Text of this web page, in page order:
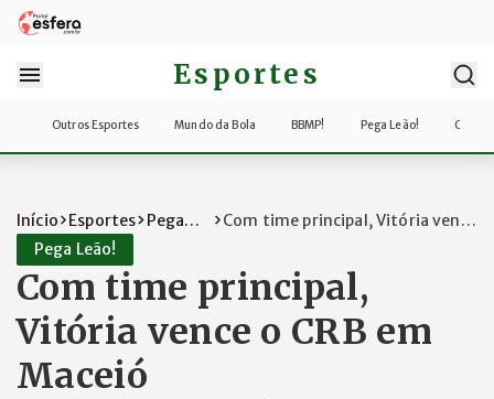
Esportes
Outros Esportes Mundo da Bola BBMP! Pega Leão! Copa
Início Esportes
Pega
Com time principal, Vitória vence
Pega Leão!
Com time principal,
Vitória vence o CRB em
Maceió